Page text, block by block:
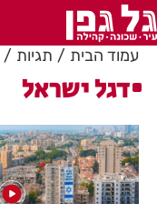
עמוד הבית תגיות
דגל ישראל